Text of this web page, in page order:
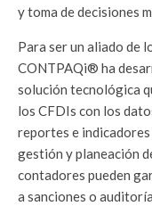
y toma de decisiones
Para ser un aliado de
CONTPAQi® ha
solución tecnológica
los CFDIs con los
reportes e
gestión y planeación
contadores pueden
a sanciones o